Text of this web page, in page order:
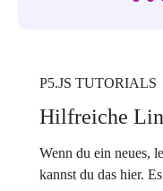
P5.JS TUTORIALS
Hilfreiche
Wenn du ein neues,
kannst du das hier.